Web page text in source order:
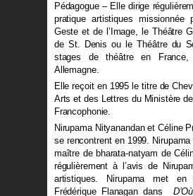
Pédagogue – Elle dirige
pratique artistiques
Geste et de l’Image, le Théâtre
de St. Denis ou le Théâtre du
stages de théâtre en France,
Allemagne.
Elle reçoit en 1995 le titre de
Arts et des Lettres du Ministère
Francophonie.
Nirupama Nityanandan et Céline
se rencontrent en 1999.
maître de bharata-natyam de
régulièrement à l’avis de
artistiques. Nirupama met
Frédérique Flanagan dans